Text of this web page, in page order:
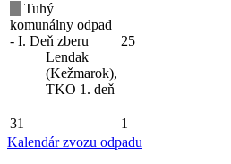
Tuhý
komunálny odpad
- I. Deň zberu
Lendak
(Kežmarok),
TKO 1. deň
25
31 1
Kalendár zvozu odpadu